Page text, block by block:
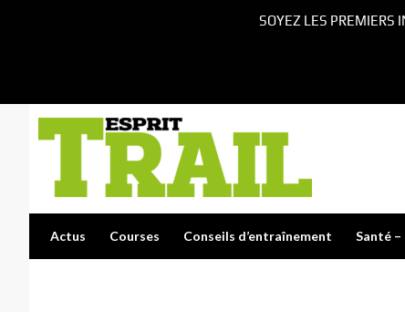
Actus Courses Conseils d’entraînement Santé
SOYEZ LES PREMIERS